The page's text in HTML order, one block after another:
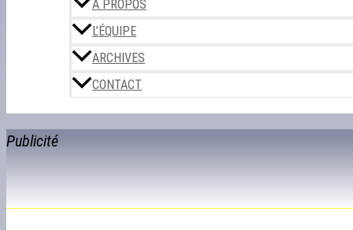
À PROPOS
L’ÉQUIPE
ARCHIVES
CONTACT
Publicité